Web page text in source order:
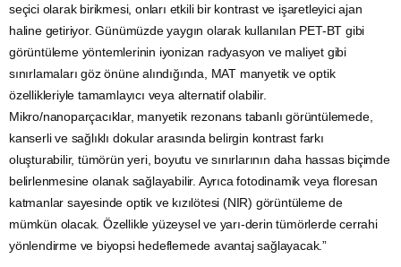
seçici olarak birikmesi, onları etkili bir kontrast ve işaretleyici ajan
haline getiriyor. Günümüzde yaygın olarak kullanılan PET-BT gibi
görüntüleme yöntemlerinin iyonizan radyasyon ve maliyet gibi
sınırlamalarıgözönüne alındığında, MAT manyetik ve optik
özellikleriyle tamamlayıcı veya alternatif olabilir.
Mikro/nanoparçacıklar, manyetik rezonans tabanlı görüntülemede,
kanserli ve sağlıklı dokular arasında belirgin kontrast farkı
oluşturabilir, tümörün yeri, boyutu ve sınırlarının daha hassas biçimde
belirlenmesine olanak sağlayabilir. Ayrıca fotodinamik veya floresan
katmanlar sayesinde optik ve kızılötesi (NIR) görüntüleme de
mümkün olacak. Özellikle yüzeysel ve yarı-derin tümörlerde cerrahi
yönlendirme ve biyopsi hedeflemede avantaj sağlayacak.”